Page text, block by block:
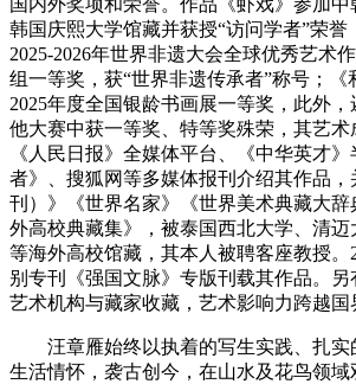
韩国庆熙大学馆藏并获授“访问学者”荣誉
2025-2026年世界非遗大会全球优秀艺术
组一等奖，获“世界非遗传承者”称号；
2025年度全国银龄书画展一等奖，此外
他大赛中获一等奖、特等奖殊荣，其艺术
《人民日报》全媒体平台、《中华英才
者》、搜狐网等多媒体报刊介绍其作品
刊）》《世界名家》《世界美术典藏大辞
外高校典藏集》，被泰国西北大学、清
等海外高校馆藏，其本人被聘客座教授。
别专刊《强国文脉》专版刊载其作品。
艺术机构与藏家收藏，艺术影响力跨越国
汪章雁始终以执着的写生实践、扎
生活情怀，袭古创今，在山水及花鸟领域